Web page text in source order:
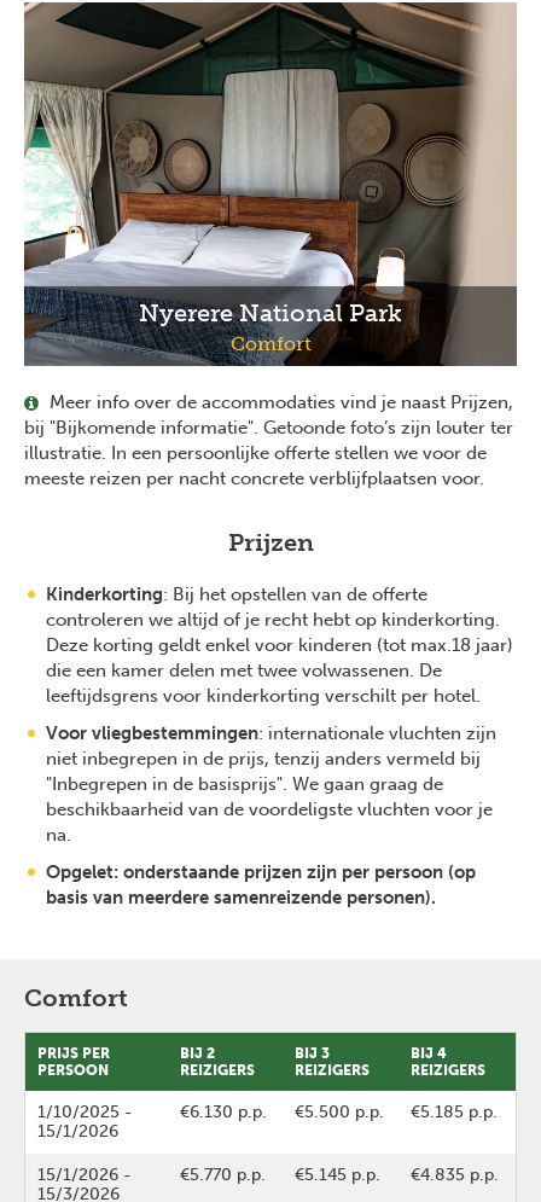
Nyerere National Park
Comfort
Meer info over de accommodaties vind je naast Prijzen,
bij "Bijkomende informatie". Getoonde foto’s zijn louter ter
illustratie. In een persoonlijke offerte stellen we voor de
meeste reizen per nacht concrete verblijfplaatsen voor.
Prijzen
Kinderkorting: Bij het opstellen van de offerte
controleren we altijd of je recht hebt op kinderkorting.
Deze korting geldt enkel voor kinderen (tot max.18 jaar)
die een kamer delen met twee volwassenen. De
leeftijdsgrens voor kinderkorting verschilt per hotel.
Voor vliegbestemmingen: internationale vluchten zijn
niet inbegrepen in de prijs, tenzij anders vermeld bij
"Inbegrepen in de basisprijs". We gaan graag de
beschikbaarheid van de voordeligste vluchten voor je
na.
Opgelet: onderstaande prijzen zijn per persoon (op
basis van meerdere samenreizende personen).
Comfort
PRIJS PER
PERSOON
BIJ 2
REIZIGERS
BIJ 3
REIZIGERS
BIJ 4
REIZIGERS
1/10/2025 -
15/1/2026
€6.130 p.p. €5.500 p.p. €5.185 p.p.
15/1/2026 -
15/3/2026
€5.770 p.p. €5.145 p.p. €4.835 p.p.